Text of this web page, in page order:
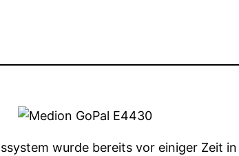
wurde bereits vor einiger Zeit